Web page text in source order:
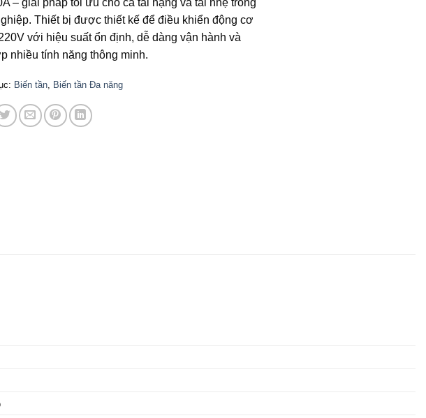
Thiết bị được thiết kế để điều khiển động cơ
với hiệu suất ổn định, dễ dàng vận hành và
nhiều tính năng thông minh.
Biến tần Biến tần Đa năng